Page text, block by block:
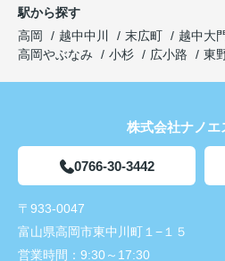
駅から探す
高岡
越中中川 末広町 越中大
高岡やぶなみ
小杉 広小路 東
株式会社ナノエ
0766-30-3442
〒933-0047
富山県高岡市東中川町１−１５
営業時間： 9:30～17:30